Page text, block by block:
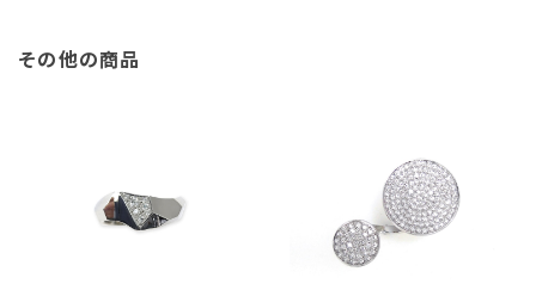
その他の商品